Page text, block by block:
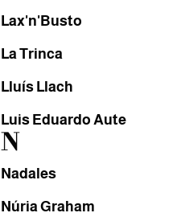
Lax'n'Busto
La Trinca
Lluís Llach
Luis Eduardo Aute
N
Nadales
Núria Graham